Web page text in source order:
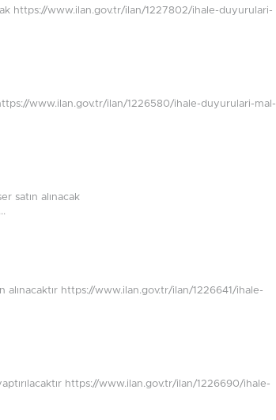
https://www.ilan.gov.tr/ilan/1227802/ihale-duyurulari-
www.ilan.gov.tr/ilan/1226580/ihale-duyurulari-mal-
satın alınacak
https://www.ilan.gov.tr/ilan/1226641/ihale-
https://www.ilan.gov.tr/ilan/1226690/ihale-